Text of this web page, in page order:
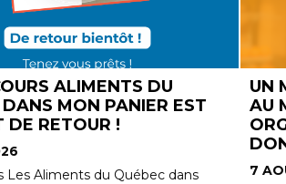
DE 2210 $ AJOUTÉ
REMIS AUX
DU PROGRAMME DE
DE
4